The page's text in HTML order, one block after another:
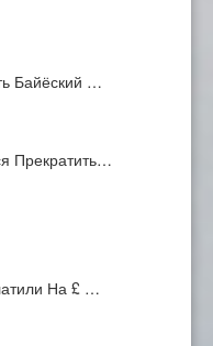
Байёский …
Прекратить…
На £ …